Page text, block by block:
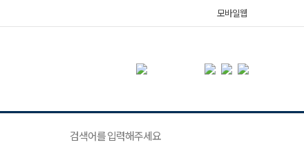
모바일웹